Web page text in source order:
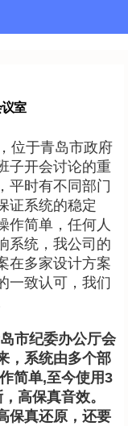
室
位于青岛市政府
子开会讨论的重
平时有不同部门
证系统的稳定
作简单，任何人
系统，我公司的
在多家设计方案
一致认可，我们
市纪委办公厅会
，系统由多个部
简单,至今使用3
高保真音效。
保真还原，还要